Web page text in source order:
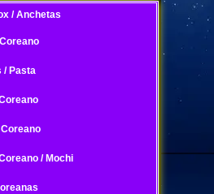
/ Anchetas
/ Pasta
/ Mochi